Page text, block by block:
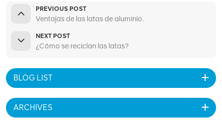
PREVIOUS POST
Ventajas de las latas de aluminio.
NEXT POST
¿Cómo se reciclan las latas?
BLOG LIST
ARCHIVES